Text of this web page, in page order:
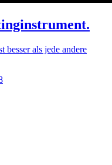
als jede andere
Anzahl